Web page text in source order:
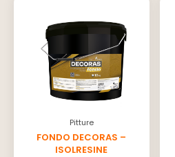
Pitture
FONDO DECORAS –
ISOLRESINE